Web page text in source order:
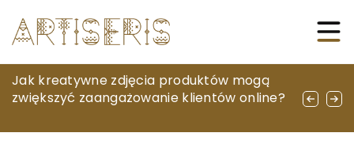
Jak odpowiednio dobrać akcesoria
ochronne do swojego urządzenia
Jak kreatywne zdjęcia produktów mogą
zwiększyć zaangażowanie klientów online?
Jak wybrać idealny plakat z cytatami do
twojego domu